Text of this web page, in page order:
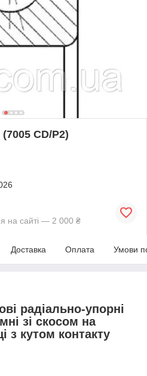
CD/Р2)
на сайті — 2 000 ₴
Доставка Оплата Умови
радіально-упорні
зі скосом на
з кутом контакту